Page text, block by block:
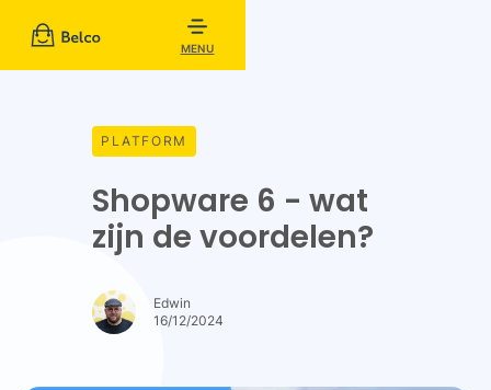
MENU
PLATFORM
Shopware 6 - wat
zijn de voordelen?
Edwin
16/12/2024